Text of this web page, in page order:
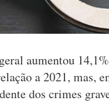
aumentou
a 2021, mas,
dos crimes